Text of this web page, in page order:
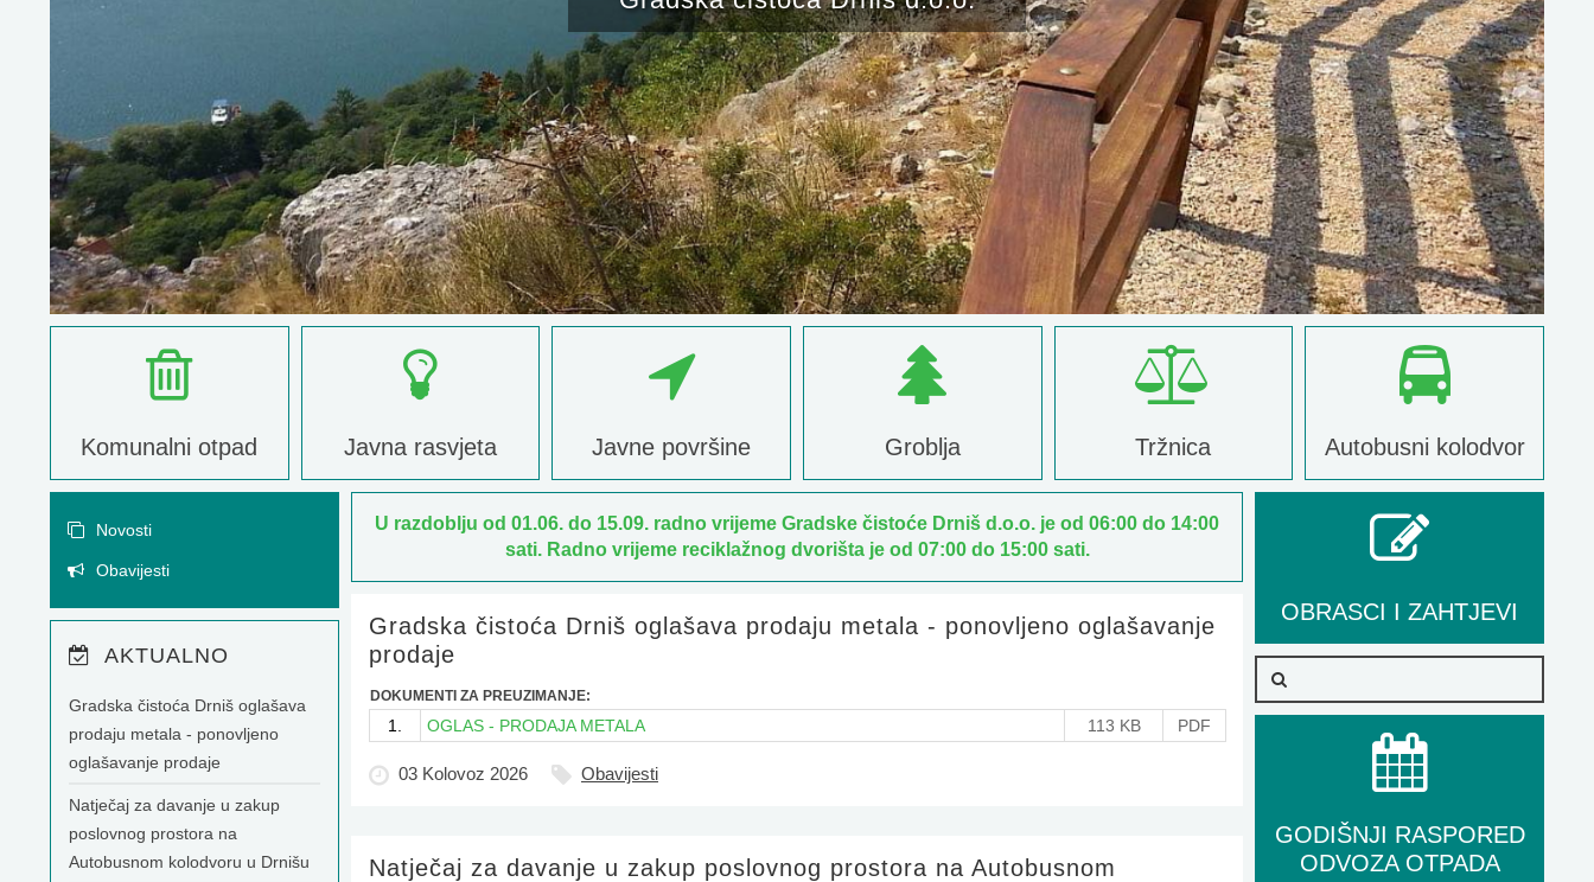
Komunalni otpad Javna rasvjeta Javne površine Groblja Tržnica Autobusni kolodvor
U razdoblju od 01.06. do 15.09. radno vrijeme Gradske čistoće Drniš d.o.o. je od 06:00 do 14:00
sati. Radno vrijeme reciklažnog dvorišta je od 07:00 do 15:00 sati.
Gradska čistoća Drniš oglašava prodaju metala - ponovljeno oglašavanje
prodaje
DOKUMENTI ZA PREUZIMANJE:
1. OGLAS - PRODAJA METALA 113 KB PDF
03 Kolovoz 2026 Obavijesti
Natječaj za davanje u zakup poslovnog prostora na Autobusnom
Novosti
Obavijesti
AKTUALNO
Gradska čistoća Drniš oglašava
prodaju metala - ponovljeno
oglašavanje prodaje
Natječaj za davanje u zakup
poslovnog prostora na
Autobusnom kolodvoru u Drnišu
OBRASCI I ZAHTJEVI
GODIŠNJI RASPORED
ODVOZA OTPADA